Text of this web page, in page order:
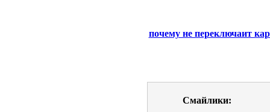
почему не переключаит
Смайлики: